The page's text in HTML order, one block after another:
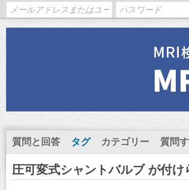
質問と回答 タグ カテゴリー 質問
圧可変式シャントバルブ が付け